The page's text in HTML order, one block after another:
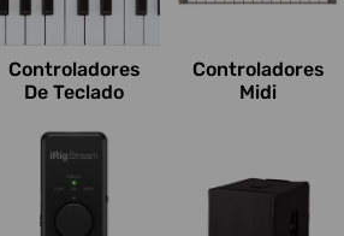
Controladores
De Teclado
Controladores
Midi